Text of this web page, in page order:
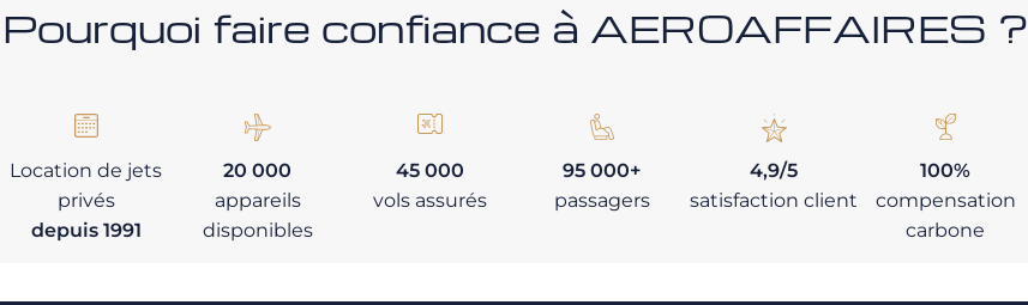
Pourquoi faire confiance à AEROAFFAIRES ?
Location de jets
privés
depuis 1991
20 000
appareils
disponibles
45 000
vols assurés
95 000+
passagers
4,9/5
satisfaction client
100%
compensation
carbone